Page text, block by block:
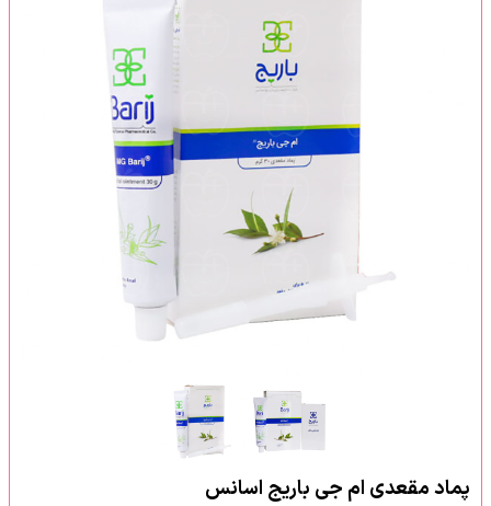
پماد مقعدی ام جی باریج اسانس